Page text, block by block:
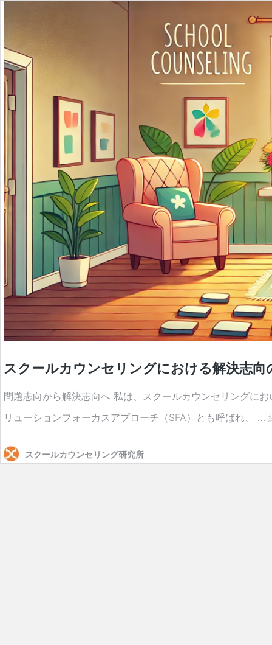
スクールカウンセリングにおける解決志向
問題志向から解決志向へ 私は、スクールカウンセリングに
リューションフォーカスアプローチ（SFA）とも呼ばれ、 …
スクールカウンセリング研究所